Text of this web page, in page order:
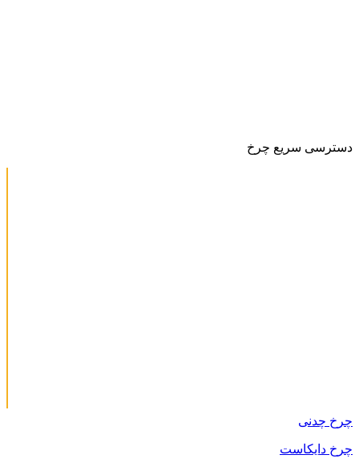
دسترسی سریع چرخ
چرخ چدنی
چرخ دایکاست